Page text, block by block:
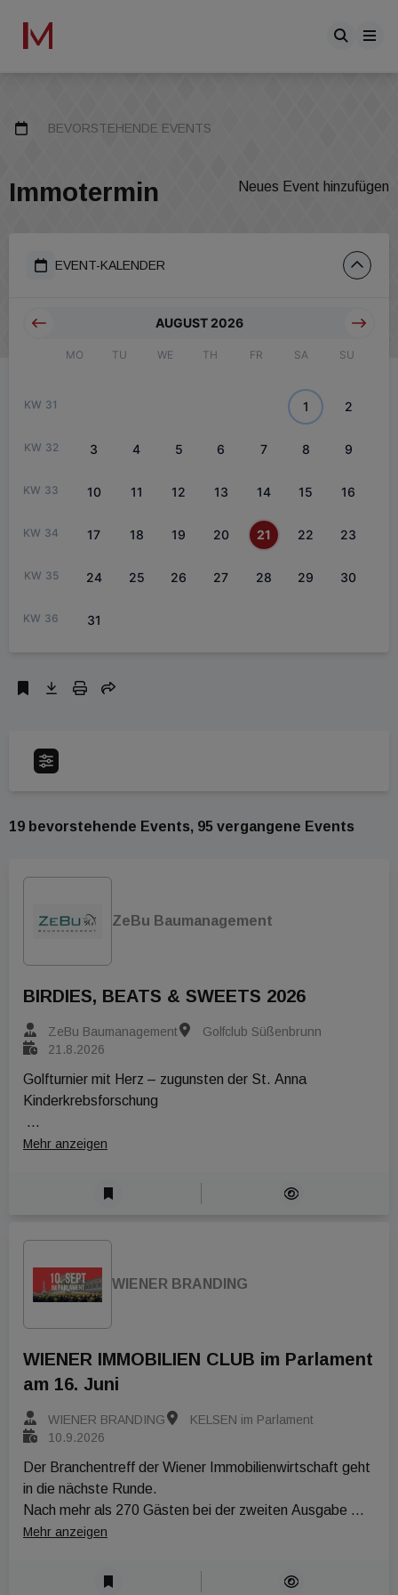
BEVORSTEHENDE EVENTS
Immotermin Neues Event hinzufügen
EVENT-KALENDER
AUGUST 2026
MO TU WE TH FR SA SU
31 1 2
32 3 4 5 6 7 8 9
33 10 11 12 13 14 15 16
34 17 18 19 20 21 22 23
35 24 25 26 27 28 29 30
36 31
19 bevorstehende Events, 95 vergangene Events
ZeBu Baumanagement
BIRDIES, BEATS & SWEETS 2026
ZeBu Baumanagement
Golfclub Süßenbrunn
21.8.2026
Golfturnier mit Herz – zugunsten der St. Anna
Kinderkrebsforschung
Freitag, 21. August 2026 | Golfclub Süßenbrunn | Wien
Mehr anzeigen
WIENER BRANDING
WIENER IMMOBILIEN CLUB im Parlament
am 16. Juni
WIENER BRANDING
KELSEN im Parlament
10.9.2026
Der Branchentreff der Wiener Immobilienwirtschaft geht
in die nächste Runde.
Nach mehr als 270 Gästen bei der zweiten Ausgabe
startet der WIENER IMMOBILIEN CLUB am 10.
Sommerpause – erneut an einem der eindrucksvollsten
Mehr anzeigen